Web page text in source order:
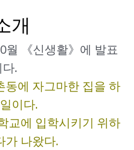
개
월 《신생활》에 발표
.
동에 자그마한 집을 하
이다.
교에 입학시키기 위하
가 나왔다.